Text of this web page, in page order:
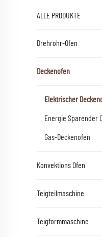
ALLE PRODUKTE
Drehrohr-Ofen
Deckenofen
Elektrischer
Energie Sparender
Gas-Deckenofen
Konvektions Ofen
Teigteilmaschine
Teigformmaschine